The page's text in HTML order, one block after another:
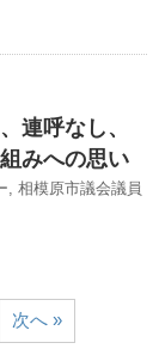
連呼なし、
みへの思い
, 相模原市議会議員
次へ »